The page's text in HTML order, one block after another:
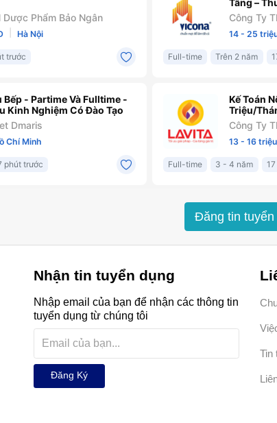
Đăng tin tuyển
Nhận tin tuyển dụng
Nhập email của bạn để nhận các thông tin
tuyển dụng từ chúng tôi
Đăng Ký
Tin